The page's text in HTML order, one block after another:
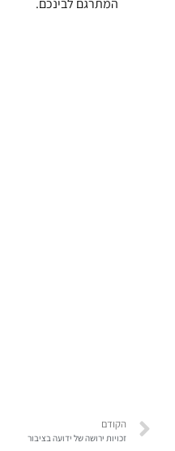
המתרגם לבינכם.
הקודם
זכויות ירושה של ידועה בציבור